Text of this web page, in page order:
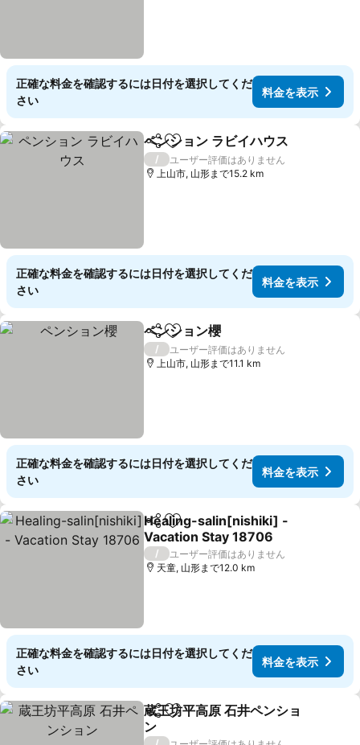
正確な料金を確認するには日付を選択してくだ
さい
料金を表示
シェアお気に入りに追加
ペンション ラビイハウス
/
ユーザー評価はありません
上山市, 山形まで15.2 km
正確な料金を確認するには日付を選択してくだ
さい
料金を表示
シェアお気に入りに追加
ペンション櫻
/
ユーザー評価はありません
上山市, 山形まで11.1 km
正確な料金を確認するには日付を選択してくだ
さい
料金を表示
シェアお気に入りに追加
Healing-salin[nishiki] -
Vacation Stay 18706
料金を表示
/
ユーザー評価はありません
天童, 山形まで12.0 km
正確な料金を確認するには日付を選択してくだ
さい
料金を表示
シェアお気に入りに追加
蔵王坊平高原 石井ペンショ
ン